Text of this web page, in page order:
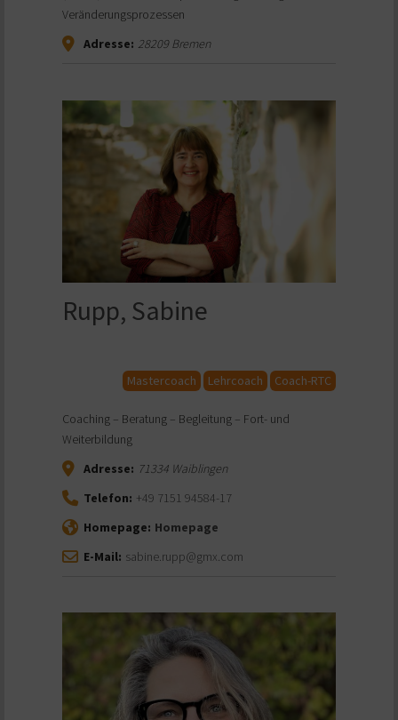
Veränderungsprozessen
Adresse: 28209Bremen
Rupp, Sabine
Mastercoach Lehrcoach Coach-RTC
Coaching – Beratung – Begleitung – Fort- und
Weiterbildung
Adresse: 71334 Waiblingen
Telefon: +49 7151 94584-17
Homepage: Homepage
E-Mail: sabine.rupp@gmx.com